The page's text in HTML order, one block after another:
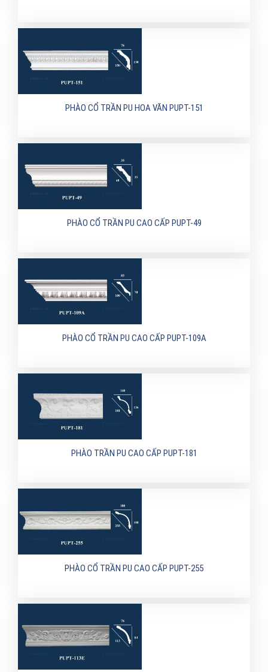
PHÀO CỔ TRẦN PU HOA VĂN PUPT-151
PHÀO CỔ TRẦN PU CAO CẤP PUPT-49
PHÀO CỔ TRẦN PU CAO CẤP PUPT-109A
PHÀO TRẦN PU CAO CẤP PUPT-181
PHÀO CỔ TRẦN PU CAO CẤP PUPT-255